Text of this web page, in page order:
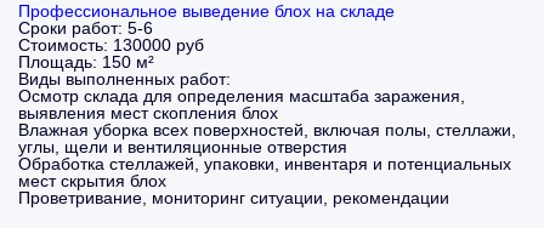
Профессиональное выведение блох на складе
Сроки работ: 5-6
Стоимость: 130000 руб
Площадь: 150 м²
Виды выполненных работ:
Осмотр склада для определения масштаба заражения,
выявления мест скопления блох
Влажная уборка всех поверхностей, включая полы, стеллажи,
углы, щели и вентиляционные отверстия
Обработка стеллажей, упаковки, инвентаря и потенциальных
мест скрытия блох
Проветривание, мониторинг ситуации, рекомендации